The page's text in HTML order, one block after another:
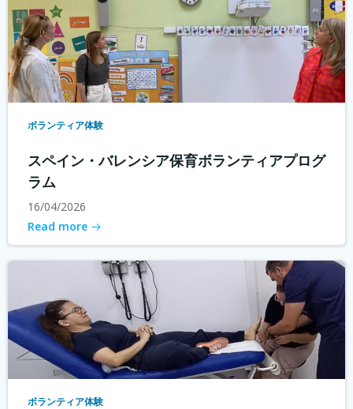
ボランティア体験
スペイン・バレンシア保育ボランティアプログ
ラム
16/04/2026
Read more
ボランティア体験